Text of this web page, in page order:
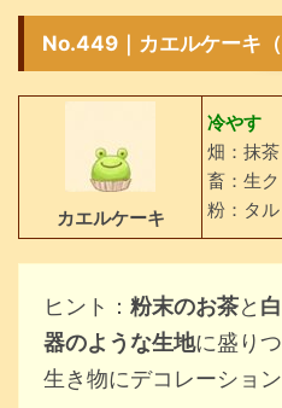
No.449｜カエルケーキ
カエルケーキ
冷やす
畑：抹茶
畜：生
粉：タ
ヒント： 粉末のお茶と
器のような生地に盛り
生き物にデコレーショ